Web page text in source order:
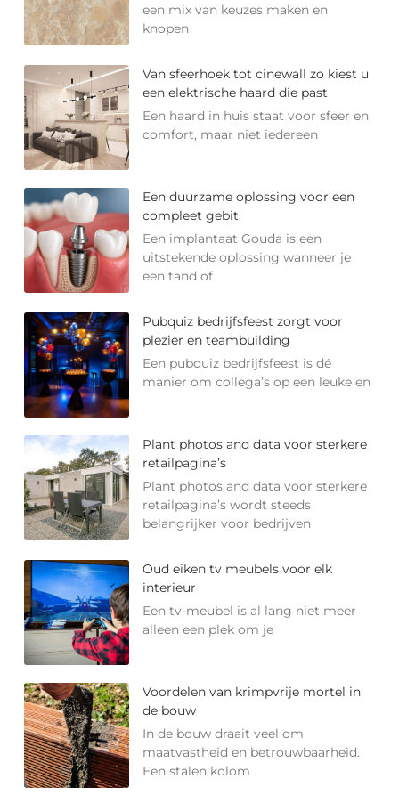
een mix van keuzes maken en
knopen
Van sfeerhoek tot cinewall zo kiest u
een elektrische haard die past
Een haard in huis staat voor sfeer en
comfort, maar niet iedereen
Een duurzame oplossing voor een
compleet gebit
Een implantaat Gouda is een
uitstekende oplossing wanneer je
een tand of
Pubquiz bedrijfsfeest zorgt voor
plezier en teambuilding
Een pubquiz bedrijfsfeest is dé
manier om collega’s op een leuke en
Plant photos and data voor sterkere
retailpagina’s
Plant photos and data voor sterkere
retailpagina’s wordt steeds
belangrijker voor bedrijven
Oud eiken tv meubels voor elk
interieur
Een tv-meubel is al lang niet meer
alleen een plek om je
Voordelen van krimpvrije mortel in
de bouw
In de bouw draait veel om
maatvastheid en betrouwbaarheid.
Een stalen kolom